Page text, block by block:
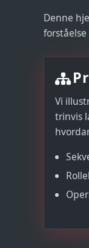
Denne
Vi
trinvis